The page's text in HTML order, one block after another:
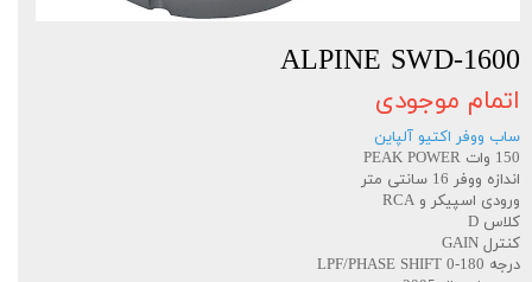
ALPINE SWD-1600
اتمام موجودی
ساب ووفر اکتیو آلپاین
150 وات PEAK POWER
اندازه ووفر 16 سانتی متر
ورودی اسپیکر و RCA
کلاس D
کنترل GAIN
درجه LPF/PHASE SHIFT 0-180